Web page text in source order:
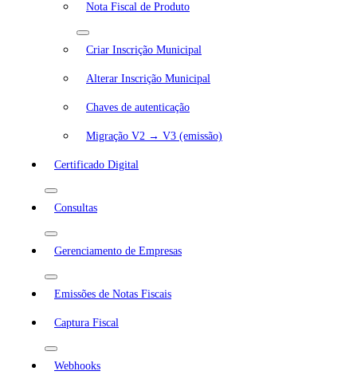
Nota Fiscal de Produto
Criar Inscrição Municipal
Alterar Inscrição Municipal
Chaves de autenticação
Migração V2 → V3 (emissão)
Certificado Digital
Consultas
Gerenciamento de Empresas
Emissões de Notas Fiscais
Captura Fiscal
Webhooks